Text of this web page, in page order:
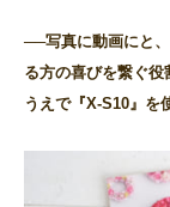
──写真に動画にと
る方の喜びを繋ぐ
うえで『X-S10』を